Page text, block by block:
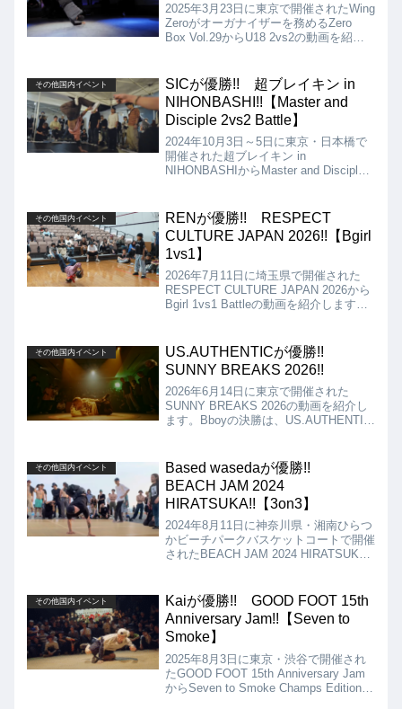
2025年3月23日に東京で開催されたWing
Zeroがオーガナイザーを務めるZero
Box Vol.29からU18 2vs2の動画を紹介
となりました!!
その他国内イベント
SICが優勝!! 超ブレイキン in
NIHONBASHI!!【Master and
Disciple 2vs2 Battle】
2024年10月3日～5日に東京・日本橋で
開催された超ブレイキン in
NIHONBASHIからMaster and Disciple
が、結果は、SICが優勝となりました!!
その他国内イベント
RENが優勝!! RESPECT
CULTURE JAPAN 2026!!【Bgirl
1vs1】
2026年7月11日に埼玉県で開催された
RESPECT CULTURE JAPAN 2026から
Bgirl 1vs1 Battleの動画を紹介します。
その他国内イベント
US.AUTHENTICが優勝!!
SUNNY BREAKS 2026!!
2026年6月14日に東京で開催された
SUNNY BREAKS 2026の動画を紹介し
ます。Bboyの決勝は、US.AUTHENTIC
その他国内イベント
Based wasedaが優勝!!
BEACH JAM 2024
HIRATSUKA!!【3on3】
2024年8月11日に神奈川県・湘南ひらつ
かビーチパークバスケットコートで開催
されたBEACH JAM 2024 HIRATSUKA
なりましたが、結果は、Based waseda
が優勝となりました!!
その他国内イベント
Kaiが優勝!! GOOD FOOT 15th
Anniversary Jam!!【Seven to
Smoke】
2025年8月3日に東京・渋谷で開催され
たGOOD FOOT 15th Anniversary Jam
からSeven to Smoke Champs Editionの